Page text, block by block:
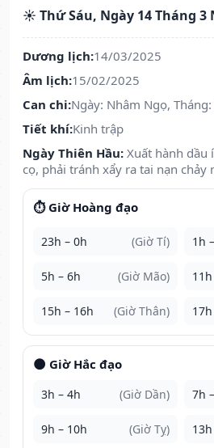
☀️ Thứ Sáu, Ngày 14 Tháng 3
Dương lịch:14/03/2025
Âm lịch:15/02/2025
Can chi:Ngày: Nhâm Ngọ,
Tiết khí:Kinh trập
Ngày Thiên Hầu: Xuất hành dầu
cọ, phải tránh xẩy ra tai nạn chảy
⏱️ Giờ Hoàng đạo
23h – 0h (Giờ Tí) 1h
5h – 6h (Giờ Mão)
15h – 16h (Giờ Thân)
🌑 Giờ Hắc đạo
3h – 4h (Giờ Dần) 7h
9h – 10h (Giờ Tỵ)